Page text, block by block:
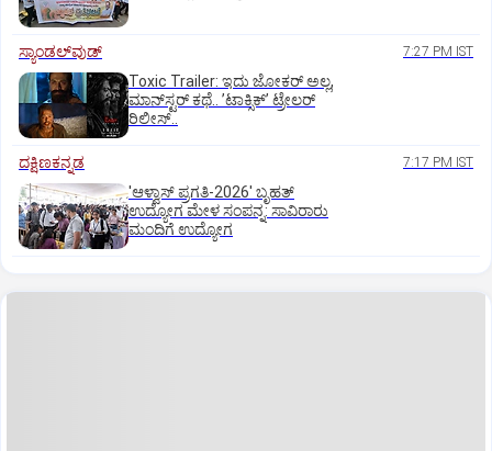
ಸ್ಯಾಂಡಲ್‌ವುಡ್‌ 7:27 PM IST
Toxic Trailer: ಇದು ಜೋಕರ್‌ ಅಲ್ಲ,
ಮಾನ್‌ಸ್ಟರ್‌ ಕಥೆ.. ʼಟಾಕ್ಸಿಕ್‌ʼ ಟ್ರೇಲರ್‌
ರಿಲೀಸ್..
ದಕ್ಷಿಣಕನ್ನಡ 7:17 PM IST
'ಆಳ್ವಾಸ್‌ ಪ್ರಗತಿ-2026' ಬೃಹತ್
ಉದ್ಯೋಗ ಮೇಳ ಸಂಪನ್ನ: ಸಾವಿರಾರು
ಮಂದಿಗೆ ಉದ್ಯೋಗ